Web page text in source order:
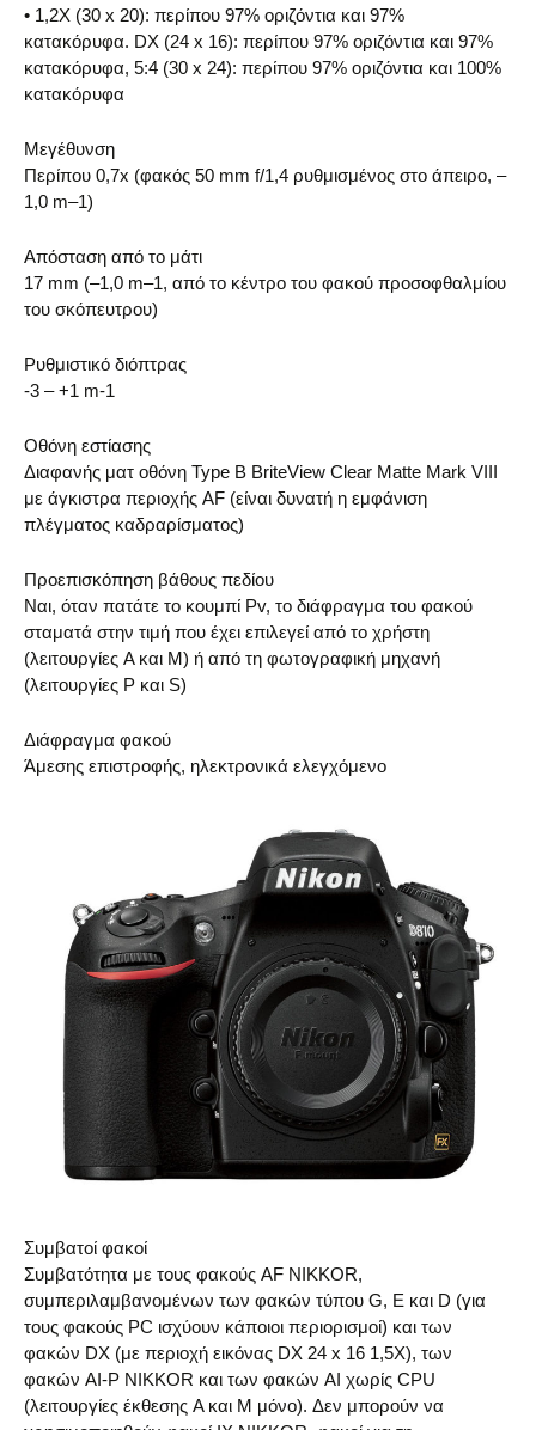
• 1,2X (30 x 20): περίπου 97% οριζόντια και 97%
κατακόρυφα. DX (24 x 16): περίπου 97% οριζόντια και 97%
κατακόρυφα, 5:4 (30 x 24): περίπου 97% οριζόντια και 100%
κατακόρυφα
Μεγέθυνση
Περίπου 0,7x (φακός 50 mm f/1,4 ρυθμισμένος στο άπειρο, –
1,0 m–1)
Απόσταση από το μάτι
17 mm (–1,0 m–1, από το κέντρο του φακού προσοφθαλμίου
του σκόπευτρου)
Ρυθμιστικό διόπτρας
-3 – +1 m-1
Οθόνη εστίασης
Διαφανής ματ οθόνη Type B BriteView Clear Matte Mark VIII
με άγκιστρα περιοχής AF (είναι δυνατή η εμφάνιση
πλέγματος καδραρίσματος)
Προεπισκόπηση βάθους πεδίου
Ναι, όταν πατάτε το κουμπί Pv, το διάφραγμα του φακού
σταματά στην τιμή που έχει επιλεγεί από το χρήστη
(λειτουργίες A και M) ή από τη φωτογραφική μηχανή
(λειτουργίες P και S)
Διάφραγμα φακού
Άμεσης επιστροφής, ηλεκτρονικά ελεγχόμενο
Συμβατοί φακοί
Συμβατότητα με τους φακούς AF NIKKOR,
συμπεριλαμβανομένων των φακών τύπου G, E και D (για
τους φακούς PC ισχύουν κάποιοι περιορισμοί) και των
φακών DX (με περιοχή εικόνας DX 24 x 16 1,5X), των
φακών AI-P NIKKOR και των φακών AI χωρίς CPU
(λειτουργίες έκθεσης A και M μόνο). Δεν μπορούν να